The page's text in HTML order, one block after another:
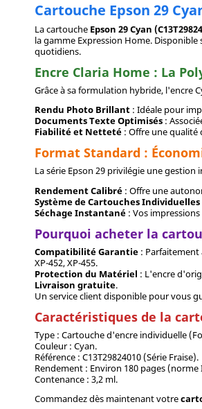
Cartouche Epson 29
La cartouche Epson 29 Cyan
la gamme Expression Home. Disponible
quotidiens.
Encre Claria Home : La
Grâce à sa formulation hybride, l'encre
Rendu Photo Brillant : Idéale pour
Documents Texte Optimisés :
Fiabilité et Netteté : Offre une qualité
Format Standard :
La série Epson 29 privilégie une
Rendement Calibré : Offre une
Système de Cartouches Individuelles
Séchage Instantané : Vos
Pourquoi acheter la
Compatibilité Garantie : Parfaitement
XP-452, XP-455.
Protection du Matériel : L'encre
Livraison gratuite.
Un service client disponible pour vous
Caractéristiques de la
Type : Cartouche d'encre individuelle
Couleur : Cyan.
Référence : C13T29824010 (Série Fraise).
Rendement : Environ 180 pages (norme
Contenance : 3,2 ml.
Commandez dès maintenant votre